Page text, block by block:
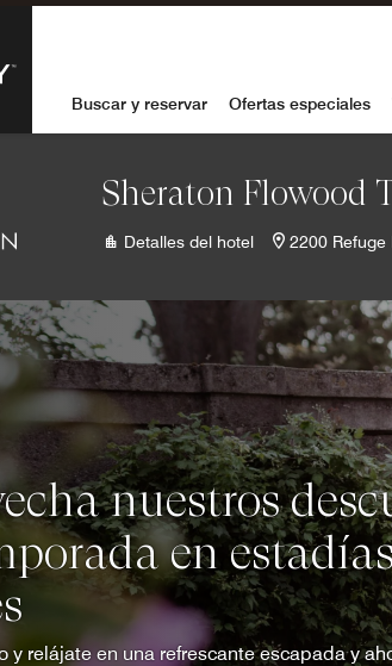
Bonvoy
Buscar y reservar Ofertas especiales
Sheraton Flowood
Detalles del hotel 2200 Refuge
nuestros
en
y relájate en una refrescante escapada y